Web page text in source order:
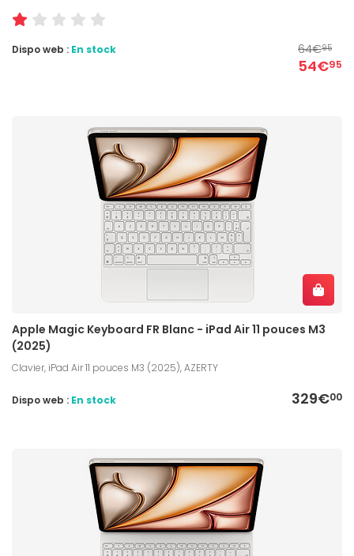
64€95
54€95
Dispo web : En stock
Apple Magic Keyboard FR Blanc - iPad Air 11 pouces M3
(2025)
Clavier, iPad Air 11 pouces M3 (2025), AZERTY
329€00
Dispo web : En stock